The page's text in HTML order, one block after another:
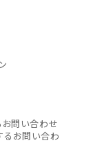
問い合わせ
お問い合わ